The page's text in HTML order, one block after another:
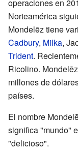
operaciones en
Norteamérica
Mondelēz tiene
Cadbury, Milka,
Trident.
Ricolino.
millones de
países.
El nombre
significa "mundo"
"delicioso".